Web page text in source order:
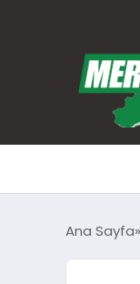
Ana Sayfa